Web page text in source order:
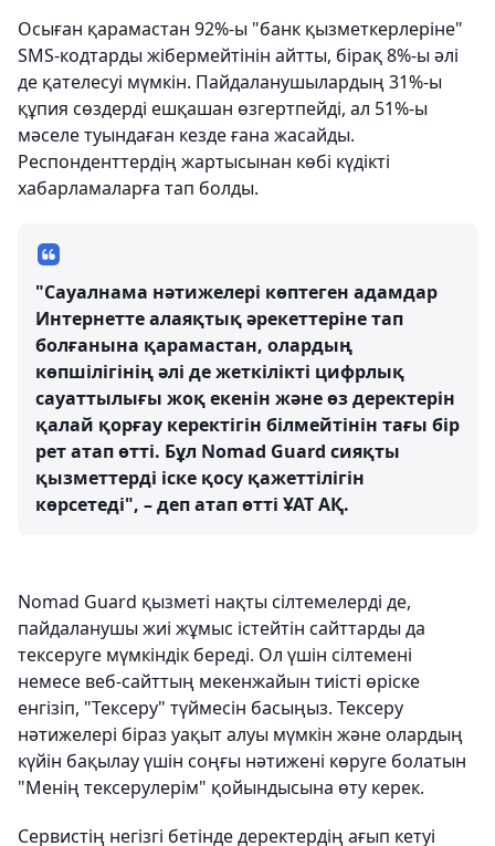
Осыған қарамастан 92%-ы "банк қызметкерлеріне"
SMS-кодтарды жібермейтінін айтты, бірақ 8%-ы әлі
де қателесуі мүмкін. Пайдаланушылардың 31%-ы
құпия сөздерді ешқашан өзгертпейді, ал 51%-ы
мәселе туындаған кезде ғана жасайды.
Респонденттердің жартысынан көбі күдікті
хабарламаларға тап болды.
"Сауалнама нәтижелері көптеген адамдар
Интернетте алаяқтық әрекеттеріне тап
болғанына қарамастан, олардың
көпшілігінің әлі де жеткілікті цифрлық
сауаттылығы жоқ екенін және өз деректерін
қалай қорғау керектігін білмейтінін тағы бір
рет атап өтті. Бұл Nomad Guard сияқты
қызметтерді іске қосу қажеттілігін
көрсетеді", – деп атап өтті ҰАТ АҚ.
Nomad Guard қызметі нақты сілтемелерді де,
пайдаланушы жиі жұмыс істейтін сайттарды да
тексеруге мүмкіндік береді. Ол үшін сілтемені
немесе веб-сайттың мекенжайын тиісті өріске
енгізіп, "Тексеру" түймесін басыңыз. Тексеру
нәтижелері біраз уақыт алуы мүмкін және олардың
күйін бақылау үшін соңғы нәтижені көруге болатын
"Менің тексерулерім" қойындысына өту керек.
Сервистің негізгі бетінде деректердің ағып кетуі